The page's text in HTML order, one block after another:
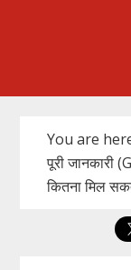
You are
पूरी
कितना मिल